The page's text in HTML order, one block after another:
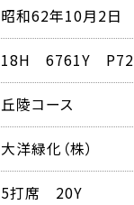
昭和62年10月2日
18H 6761Y P72
丘陵コース
大洋緑化（株）
5打席 20Y